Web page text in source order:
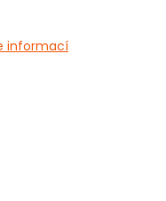
informací